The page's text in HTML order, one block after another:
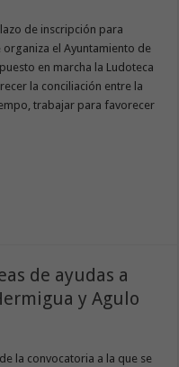
de inscripción para
el Ayuntamiento de
en marcha la Ludoteca
la conciliación entre la
trabajar para favorecer
de ayudas a
y Agulo
la convocatoria a la que se